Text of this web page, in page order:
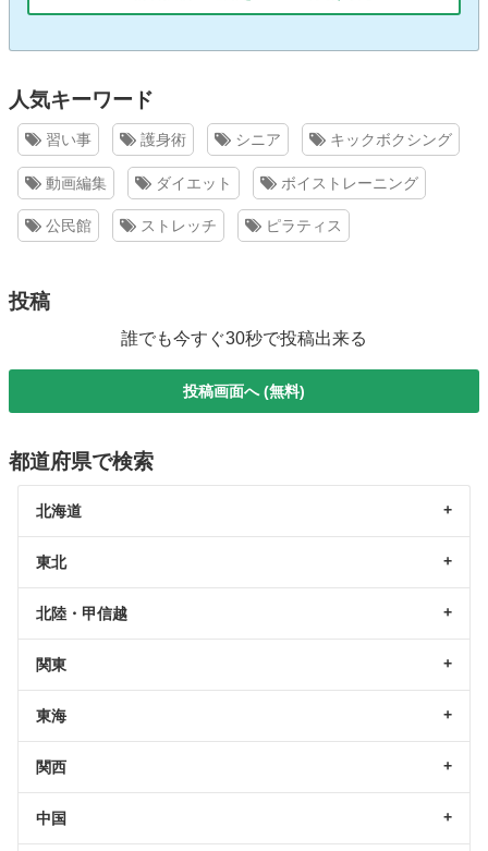
人気キーワード
習い事 護身術 シニア キックボクシング
動画編集 ダイエット ボイストレーニング
公民館 ストレッチ ピラティス
投稿
誰でも今すぐ30秒で投稿出来る
投稿画面へ (無料)
都道府県で検索
北海道
東北
北陸・甲信越
関東
東海
関西
中国